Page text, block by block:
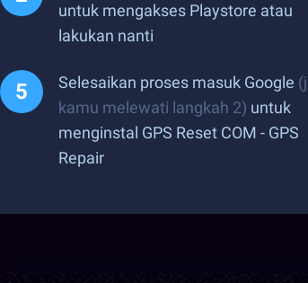
untuk mengakses Playstore atau
lakukan nanti
Selesaikan proses masuk Google
kamu melewati langkah 2) untuk
menginstal GPS Reset COM - GPS
Repair